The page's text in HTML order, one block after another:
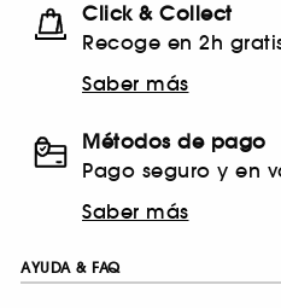
Click & Collect
Recoge en 2h
Saber más
Métodos de pago
Pago seguro y en
Saber más
AYUDA & FAQ